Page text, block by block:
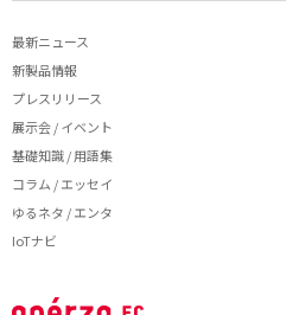
最新ニュース
新製品情報
プレスリリース
展示会 / イベント
基礎知識 / 用語集
コラム / エッセイ
ゆるネタ / エンタ
IoTナビ